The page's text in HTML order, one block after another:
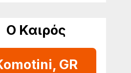
Ο Καιρός
GR